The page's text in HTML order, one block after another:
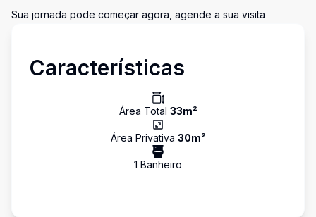
Sua jornada pode começar agora, agende a sua visita
Características
Área Total 33m²
Área Privativa 30m²
1 Banheiro